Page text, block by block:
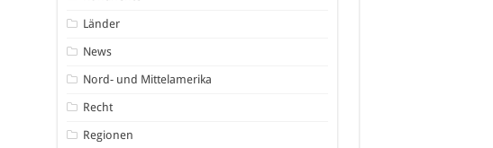
Länder
News
Nord- und Mittelamerika
Recht
Regionen